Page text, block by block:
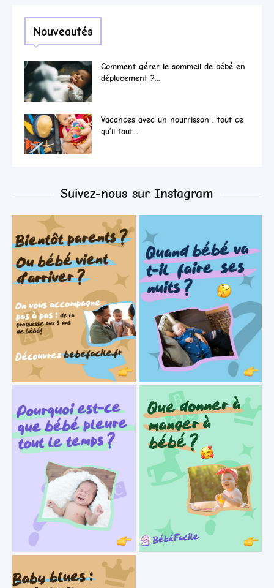
Nouveautés
Comment gérer le sommeil de bébé en
déplacement ?...
Vacances avec un nourrisson : tout ce
qu’il faut...
Suivez-nous sur Instagram